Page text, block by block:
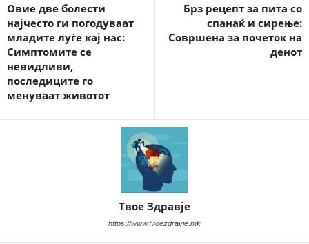
Овие две болести
најчесто ги погодуваат
младите луѓе кај нас:
Симптомите се
невидливи,
последиците го
менуваат животот
Брз рецепт за пита со
спанаќ и сирење:
Совршена за почеток на
денот
Твое Здравје
https://www.tvoezdravje.mk